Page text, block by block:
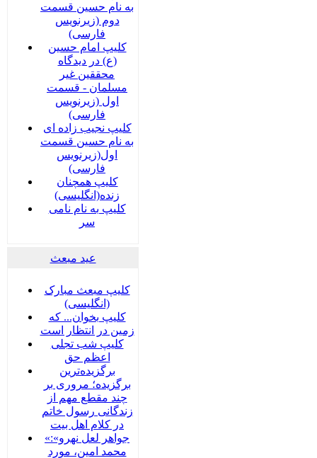
به نام حسین قسمت
دوم (زیرنویس
فارسی)
کلیپ امام حسین
(ع) در دیدگاه
محققین غیر
مسلمان - قسمت
اول (زیرنویس
فارسی)
کلیپ نجیب زاده ای
به نام حسین قسمت
اول(زیرنویس
فارسی)
کلیپ همچنان
زنده(انگلیسی)
کلیپ به نام نامی
سر
عید مبعث
کلیپ مبعث مبارک
(انگلیسی)
کلیپ بخوان... که
زمین در انتظار است
کلیپ شب تجلی
اعظم حق
برگزیده‌ترین
برگزیده؛ مروری بر
چند مقطع مهم از
زندگانی رسول خاتم
در کلام اهل بیت
«جواهر لعل نهرو»:
محمد امین، مورد